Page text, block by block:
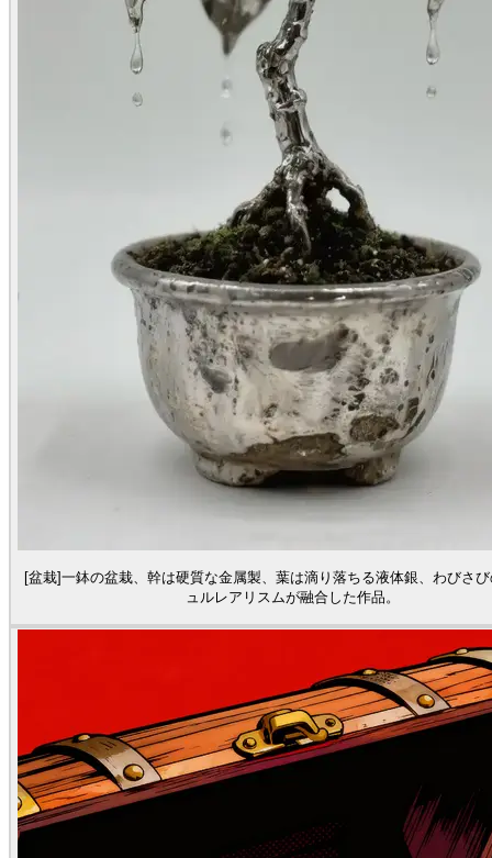
[盆栽]一鉢の盆栽、幹は硬質な金属製、葉は滴り落ちる液体銀、わびさ
ュルレアリスムが融合した作品。